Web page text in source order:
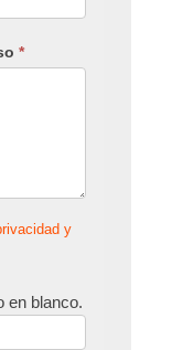
*
y
en blanco.